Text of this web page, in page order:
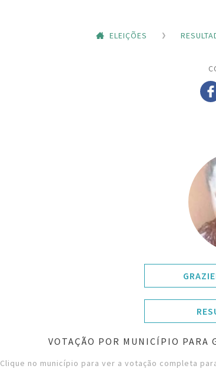
ELEIÇÕES
VOTAÇÃO POR MUNICÍPIO PARA
Clique no município para ver a votação completa